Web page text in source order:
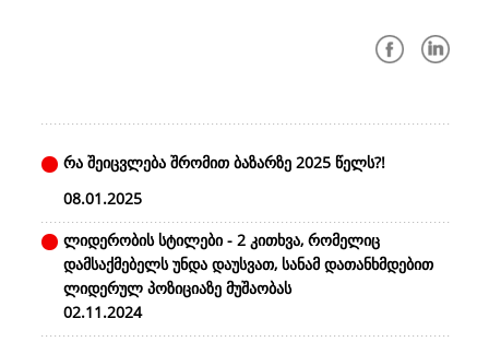
რა შეიცვლება შრომით ბაზარზე 2025 წელს?!
08.01.2025
ლიდერობის სტილები - 2 კითხვა, რომელიც
დამსაქმებელს უნდა დაუსვათ, სანამ დათანხმდებით
ლიდერულ პოზიციაზე მუშაობას
02.11.2024